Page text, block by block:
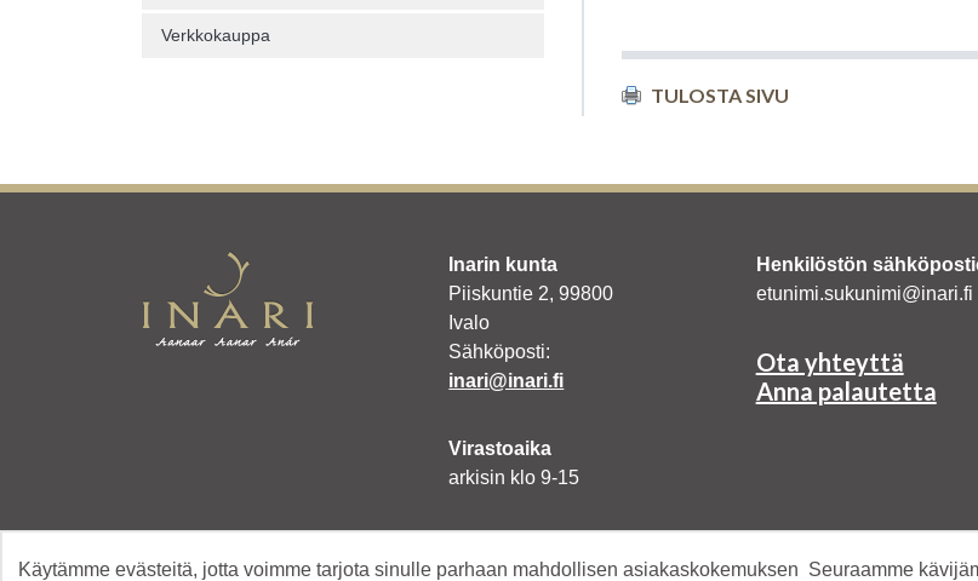
Verkkokauppa
TULOSTA SIVU
Inarin kunta
Piiskuntie 2, 99800
Ivalo
Sähköposti:
inari@inari.fi
Virastoaika
arkisin klo 9-15
Henkilöstön
etunimi.sukunimi@inari.fi
Ota yhteyttä
Anna palautetta
Käytämme evästeitä, jotta voimme tarjota sinulle parhaan mahdollisen asiakaskokemuksen Seuraamme